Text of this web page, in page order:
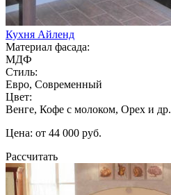
Кухня Айленд
Материал фасада:
МДФ
Стиль:
Евро, Современный
Цвет:
Венге, Кофе с молоком, Орех и др.
Цена: от 44 000 руб.
Рассчитать